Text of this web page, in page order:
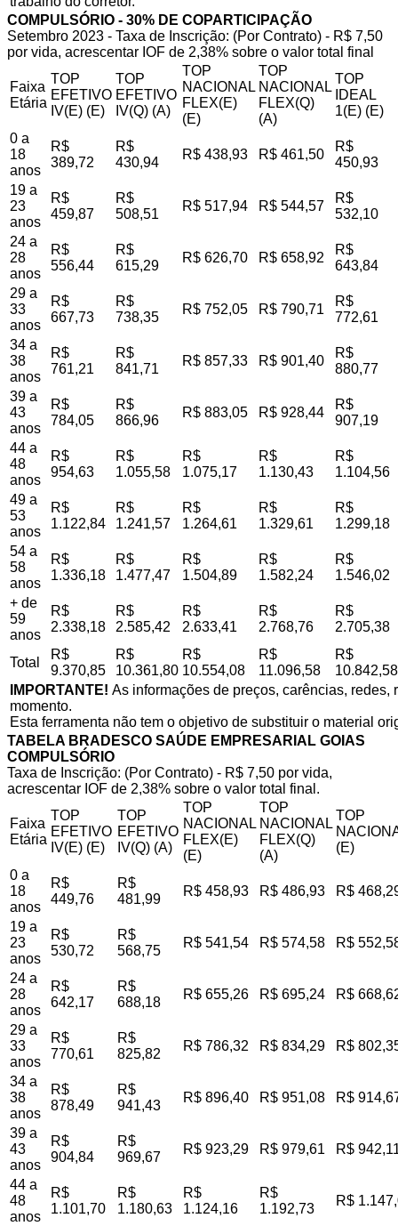
COMPULSÓRIO - 30% DE COPARTICIPAÇÃO
Setembro 2023 - Taxa de Inscrição: (Por Contrato) - R$ 7,50
por vida, acrescentar IOF de 2,38% sobre o valor total final
Faixa
Etária
TOP
EFETIVO
IV(E) (E)
TOP
EFETIVO
IV(Q) (A)
TOP
NACIONAL
FLEX(E)
(E)
TOP
NACIONAL
FLEX(Q)
(A)
TOP
IDEAL
1(E) (E)
0 a
18
anos
R$
389,72
R$
430,94
R$ 438,93 R$ 461,50
R$
450,93
19 a
23
anos
R$
459,87
R$
508,51
R$ 517,94 R$ 544,57
R$
532,10
24 a
28
anos
R$
556,44
R$
615,29
R$ 626,70 R$ 658,92
R$
643,84
29 a
33
anos
R$
667,73
R$
738,35
R$ 752,05 R$ 790,71
R$
772,61
34 a
38
anos
R$
761,21
R$
841,71
R$ 857,33 R$ 901,40
R$
880,77
39 a
43
anos
R$
784,05
R$
866,96
R$ 883,05 R$ 928,44
R$
907,19
44 a
48
anos
R$
954,63
R$
1.055,58
R$
1.075,17
R$
1.130,43
R$
1.104,56
49 a
53
anos
R$
1.122,84
R$
1.241,57
R$
1.264,61
R$
1.329,61
R$
1.299,18
54 a
58
anos
R$
1.336,18
R$
1.477,47
R$
1.504,89
R$
1.582,24
R$
1.546,02
+ de
59
anos
R$
2.338,18
R$
2.585,42
R$
2.633,41
R$
2.768,76
R$
2.705,38
Total
R$
9.370,85
R$
10.361,80
R$
10.554,08
R$
11.096,58
R$
10.842,58
IMPORTANTE! As informações de preços, carências,
momento.
Esta ferramenta não tem o objetivo de substituir o material
TABELA BRADESCO SAÚDE EMPRESARIAL GOIAS
COMPULSÓRIO
Taxa de Inscrição: (Por Contrato) - R$ 7,50 por vida,
acrescentar IOF de 2,38% sobre o valor total final.
Faixa
Etária
TOP
EFETIVO
IV(E) (E)
TOP
EFETIVO
IV(Q) (A)
TOP
NACIONAL
FLEX(E)
(E)
TOP
NACIONAL
FLEX(Q)
(A)
TOP
(E)
0 a
18
anos
R$
449,76
R$
481,99
R$ 458,93 R$ 486,93 R$
19 a
23
anos
R$
530,72
R$
568,75
R$ 541,54 R$ 574,58 R$
24 a
28
anos
R$
642,17
R$
688,18
R$ 655,26 R$ 695,24 R$
29 a
33
anos
R$
770,61
R$
825,82
R$ 786,32 R$ 834,29 R$
34 a
38
anos
R$
878,49
R$
941,43
R$ 896,40 R$ 951,08 R$
39 a
43
anos
R$
904,84
R$
969,67
R$ 923,29 R$ 979,61 R$
44 a
48
anos
R$
1.101,70
R$
1.180,63
R$
1.124,16
R$
1.192,73
R$